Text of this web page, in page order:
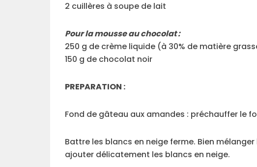
2 cuillères à soupe de lait
Pour la mousse au chocolat :
250 g de crème liquide (à 30% de matière
150 g de chocolat noir
PREPARATION :
Fond de gâteau aux amandes : préchauffer le
Battre les blancs en neige ferme. Bien
ajouter délicatement les blancs en neige.